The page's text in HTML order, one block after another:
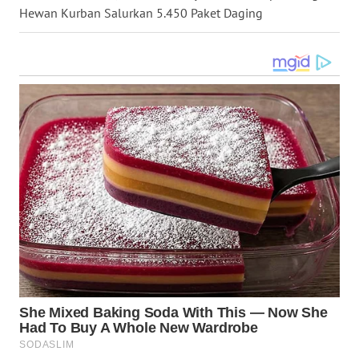
Hewan Kurban Salurkan 5.450 Paket Daging
TOBA
WN
NIAS
WN
LANGKAT
WN
TAPANULI
SELATAN
WN
TANJUNG